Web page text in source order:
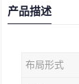
产品描述
布局形式